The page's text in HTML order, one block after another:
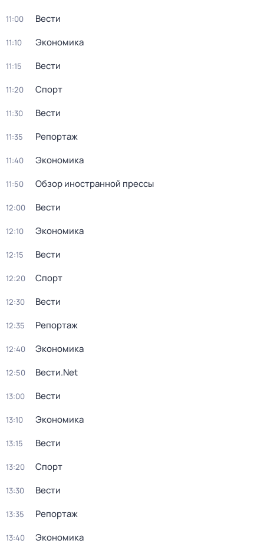
11:00 Вести
11:10 Экономика
11:15 Вести
11:20 Спорт
11:30 Вести
11:35 Репортаж
11:40 Экономика
11:50 Обзор иностранной прессы
12:00 Вести
12:10 Экономика
12:15 Вести
12:20 Спорт
12:30 Вести
12:35 Репортаж
12:40 Экономика
12:50 Вести.Net
13:00 Вести
13:10 Экономика
13:15 Вести
13:20 Спорт
13:30 Вести
13:35 Репортаж
13:40 Экономика